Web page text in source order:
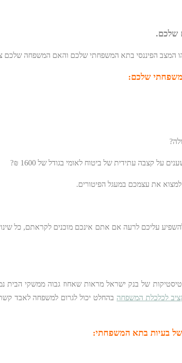
שלכם.
המצב הפיננסי בתא המשפחתי שלכם והאם המשפחה שלכם
שלכם:
קצבה עתידית של ביטוח לאומי בגודל של 1600 ₪?
את עצמכם במעגל הפיטורים.
להשפיע עליכם לרעה אם אתם אינכם מוכנים לקראתם, כל
של בנק ישראל מראות שאחוז גבוה ממשקי הבית
לכלכלת המשפחה בהחלט יכול לגרום למשפחה לאבד
של בעיות בתא המשפחתי: